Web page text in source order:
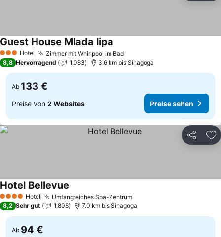
3 SterneHotel Zimmer mit Whirlpool im BadPreise sehen
Guest House Mlada lipa
8,8 Hervorragend 1.083 3.6 km bis Sinagoga
Ab 133 €
Preise von 2 Websites Preise sehen
Teilen
4 Sterne Hotel Umfangreiches Spa-ZentrumPreise sehen
Hotel Bellevue
8,2 Sehr gut 1.808 7.0 km bis Sinagoga
Ab 94 €